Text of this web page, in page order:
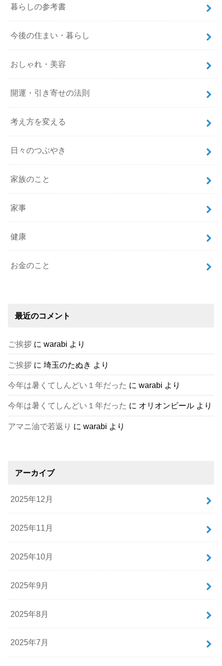
暮らしの参考書
今後の住まい・暮らし
おしゃれ・美容
開運・引き寄せの法則
考え方を変える
日々のつぶやき
家族のこと
家事
健康
お金のこと
最近のコメント
ご挨拶 にwarabi より
ご挨拶 に埼玉のたぬき より
今年は暑くてしんどい１年だった にwarabi より
今年は暑くてしんどい１年だった に オリオンビール より
アマニ油で若返り にwarabi より
アーカイブ
2025年12月
2025年11月
2025年10月
2025年9月
2025年8月
2025年7月